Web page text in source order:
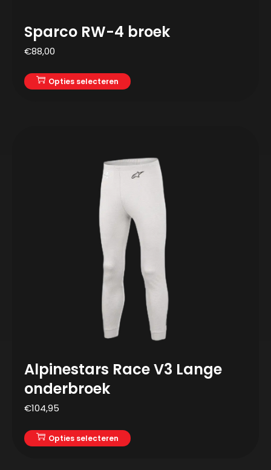
Sparco RW-4 broek
€88,00
Opties selecteren
Alpinestars Race V3 Lange
onderbroek
€104,95
Opties selecteren